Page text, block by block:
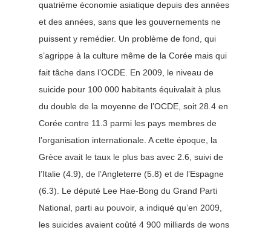
quatrième économie asiatique depuis des années
et des années, sans que les gouvernements ne
puissent y remédier. Un problème de fond, qui
s’agrippe à la culture même de la Corée mais qui
fait tâche dans l’OCDE. En 2009, le niveau de
suicide pour 100 000 habitants équivalait à plus
du double de la moyenne de l’OCDE, soit 28.4 en
Corée contre 11.3 parmi les pays membres de
l’organisation internationale. A cette époque, la
Grèce avait le taux le plus bas avec 2.6, suivi de
l’Italie (4.9), de l’Angleterre (5.8) et de l’Espagne
(6.3). Le député Lee Hae-Bong du Grand Parti
National, parti au pouvoir, a indiqué qu’en 2009,
les suicides avaient coûté 4 900 milliards de wons